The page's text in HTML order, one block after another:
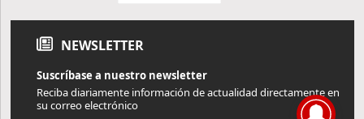
NEWSLETTER
Suscríbase a nuestro newsletter
Reciba diariamente información de actualidad directamente en
su correo electrónico